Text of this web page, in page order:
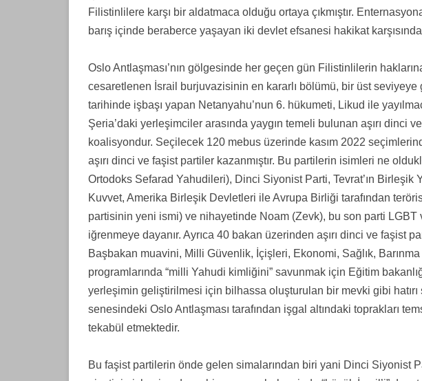
Filistinlilere karşı bir aldatmaca olduğu ortaya çıkmıştır.
barış içinde beraberce yaşayan iki devlet efsanesi hakikat
Oslo Antlaşması’nın gölgesinde her geçen gün Filistinlilerin
cesaretlenen İsrail burjuvazisinin en kararlı bölümü, bir üst seviyeye
tarihinde işbaşı yapan Netanyahu’nun 6. hükumeti, Likud ile
Şeria’daki yerleşimciler arasında yaygın temeli bulunan aşırı dinci
koalisyondur. Seçilecek 120 mebus üzerinde kasım 2022
aşırı dinci ve faşist partiler kazanmıştır. Bu partilerin isimleri ne
Ortodoks Sefarad Yahudileri), Dinci Siyonist Parti, Tevrat’ın Birleşik
Kuvvet, Amerika Birleşik Devletleri ile Avrupa Birliği tarafından
partisinin yeni ismi) ve nihayetinde Noam (Zevk), bu son parti LGBT
iğrenmeye dayanır. Ayrıca 40 bakan üzerinden aşırı dinci ve faşist
Başbakan muavini, Milli Güvenlik, İçişleri, Ekonomi, Sağlık,
programlarında “milli Yahudi kimliğini” savunmak için Eğitim
yerleşimin geliştirilmesi için bilhassa oluşturulan bir mevki gibi hatırı
senesindeki Oslo Antlaşması tarafından işgal altındaki toprakları
tekabül etmektedir.
Bu faşist partilerin önde gelen simalarından biri yani Dinci Siyonist